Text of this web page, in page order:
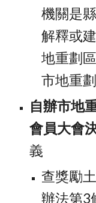
機關是
解釋或
地重劃
市地重
自辦市地
會員大會
義
查獎勵
辦法第3